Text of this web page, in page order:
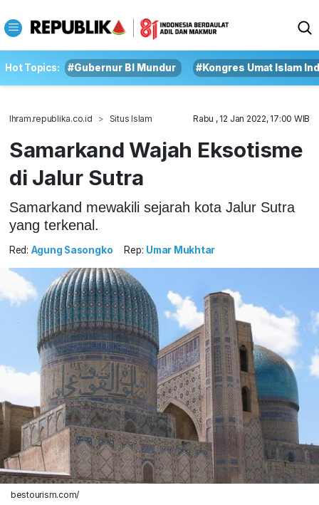
Hot Topics: #Gubernur BI Mundur #Kongres Umat Islam
Ihram.republika.co.id Situs Islam Rabu , 12 Jan 2022, 17:00 WIB
Samarkand Wajah Eksotisme
di Jalur Sutra
Samarkand mewakili sejarah kota Jalur Sutra
yang terkenal.
Red: Agung Sasongko Rep: Umar Mukhtar
bestourism.com/